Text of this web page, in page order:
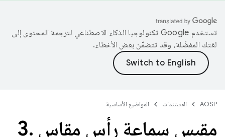
تستخدم Google تكنولوجيا الذكاء الاصطناعي لترجمة المحتوى إلى
لغتك المفضّلة، وقد تتضمّن بعض الأخطاء.
AOSP المستندات المواضيع الأساسية
مقبس سماعة رأس مقاس 3 .